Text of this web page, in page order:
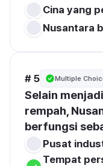
Cina yang
Nusantara
# 5 Multiple
Selain
rempah,
berfungsi
Pusat
Tempat